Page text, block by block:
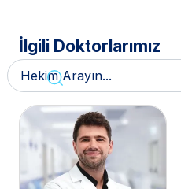
İlgili Doktorlarımız